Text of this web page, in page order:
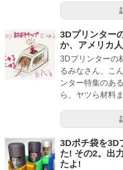
3Dプリンター
か、アメリカ
3Dプリンターの
るみなさん、こ
ンター特集のあ
ら、ヤツら材料
3Dポチ袋を3D
た! その2。出
たよ!